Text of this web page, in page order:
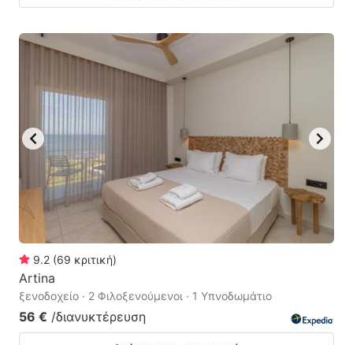
9.2 (69 κριτική)
Artina
ξενοδοχείο · 2 Φιλοξενούμενοι · 1 Υπνοδωμάτιο
56 € /διανυκτέρευση